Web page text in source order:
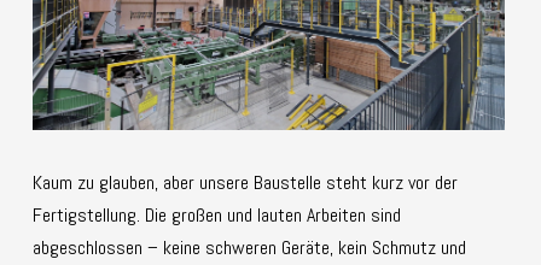
Kaum zu glauben, aber unsere Baustelle steht kurz vor der
Fertigstellung. Die großen und lauten Arbeiten sind
abgeschlossen – keine schweren Geräte, kein Schmutz und